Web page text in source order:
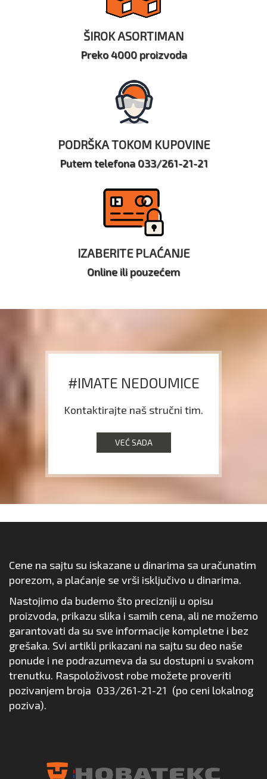
ŠIROK ASORTIMAN
Preko 4000 proizvoda
PODRŠKA TOKOM KUPOVINE
Putem telefona 033/261-21-21
IZABERITE PLAĆANJE
Online ili pouzećem
#IMATE NEDOUMICE
Kontaktirajte naš stručni tim.
VEĆ SADA
Cene na sajtu su iskazane u dinarima sa uračunatim
porezom, a plaćanje se vrši isključivo u dinarima.
Nastojimo da budemo što precizniji u opisu
proizvoda, prikazu slika i samih cena, ali ne možemo
garantovati da su sve informacije kompletne i bez
grešaka. Svi artikli prikazani na sajtu su deo naše
ponude i ne podrazumeva da su dostupni u svakom
trenutku. Raspoloživost robe možete proveriti
pozivanjem broja 033/261-21-21 (po ceni lokalnog
poziva).